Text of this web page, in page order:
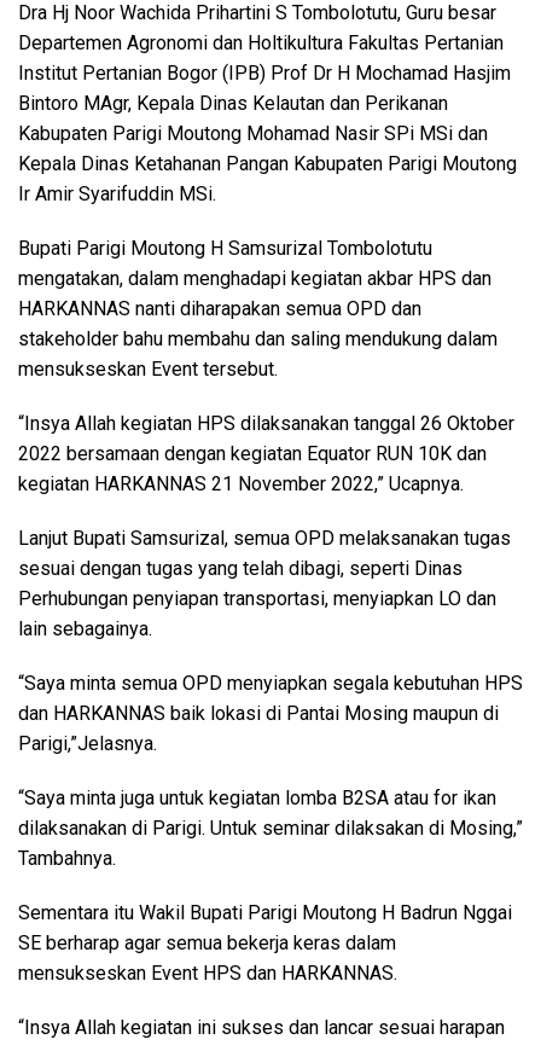
Dra Hj Noor Wachida Prihartini S Tombolotutu, Guru besar
Departemen Agronomi dan Holtikultura Fakultas Pertanian
Institut Pertanian Bogor (IPB) Prof Dr H Mochamad Hasjim
Bintoro MAgr, Kepala Dinas Kelautan dan Perikanan
Kabupaten Parigi Moutong Mohamad Nasir SPi MSi dan
Kepala Dinas Ketahanan Pangan Kabupaten Parigi Moutong
Ir Amir Syarifuddin MSi.
Bupati Parigi Moutong H Samsurizal Tombolotutu
mengatakan, dalam menghadapi kegiatan akbar HPS dan
HARKANNAS nanti diharapakan semua OPD dan
stakeholder bahu membahu dan saling mendukung dalam
mensukseskan Event tersebut.
“Insya Allah kegiatan HPS dilaksanakan tanggal 26 Oktober
2022 bersamaan dengan kegiatan Equator RUN 10K dan
kegiatan HARKANNAS 21 November 2022,” Ucapnya.
Lanjut Bupati Samsurizal, semua OPD melaksanakan tugas
sesuai dengan tugas yang telah dibagi, seperti Dinas
Perhubungan penyiapan transportasi, menyiapkan LO dan
lain sebagainya.
“Saya minta semua OPD menyiapkan segala kebutuhan HPS
dan HARKANNAS baik lokasi di Pantai Mosing maupun di
Parigi,”Jelasnya.
“Saya minta juga untuk kegiatan lomba B2SA atau for ikan
dilaksanakan di Parigi. Untuk seminar dilaksakan di Mosing,”
Tambahnya.
Sementara itu Wakil Bupati Parigi Moutong H Badrun Nggai
SE berharap agar semua bekerja keras dalam
mensukseskan Event HPS dan HARKANNAS.
“Insya Allah kegiatan ini sukses dan lancar sesuai harapan